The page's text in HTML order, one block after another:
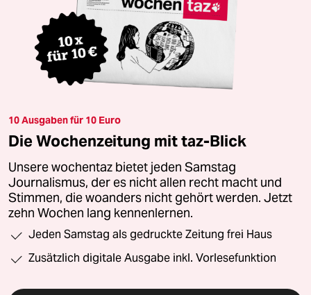
10 Ausgaben für 10 Euro
Die Wochenzeitung mit taz-Blick
Unsere wochentaz bietet jeden Samstag
Journalismus, der es nicht allen recht macht und
Stimmen, die woanders nicht gehört werden. Jetzt
zehn Wochen lang kennenlernen.
Jeden Samstag als gedruckte Zeitung frei Haus
Zusätzlich digitale Ausgabe inkl. Vorlesefunktion